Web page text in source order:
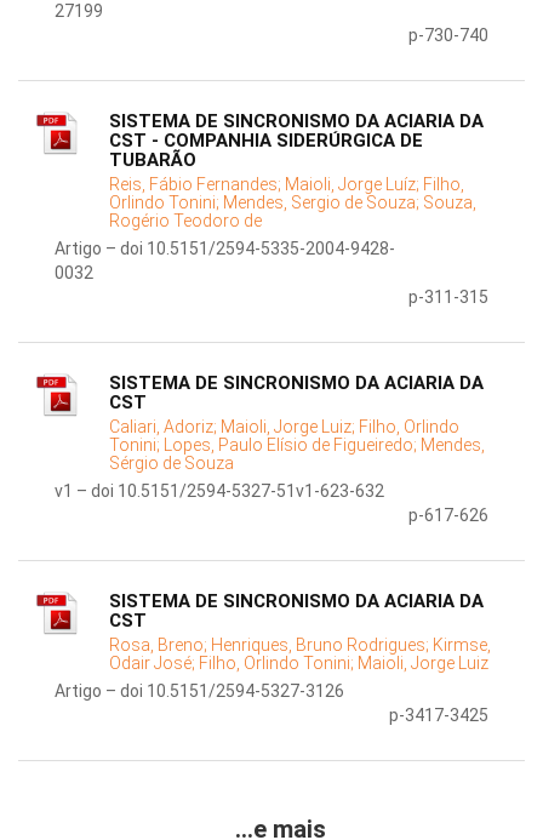
27199
p-730-740
SISTEMA DE SINCRONISMO DA ACIARIA DA
CST - COMPANHIA SIDERÚRGICA DE
TUBARÃO
Reis, Fábio Fernandes; Maioli, Jorge Luíz; Filho,
Orlindo Tonini; Mendes, Sergio de Souza; Souza,
Rogério Teodoro de
Artigo – doi 10.5151/2594-5335-2004-9428-
0032
p-311-315
SISTEMA DE SINCRONISMO DA ACIARIA DA
CST
Caliari, Adoriz; Maioli, Jorge Luiz; Filho, Orlindo
Tonini; Lopes, Paulo Elísio de Figueiredo; Mendes,
Sérgio de Souza
v1 – doi 10.5151/2594-5327-51v1-623-632
p-617-626
SISTEMA DE SINCRONISMO DA ACIARIA DA
CST
Rosa, Breno; Henriques, Bruno Rodrigues; Kirmse,
Odair José; Filho, Orlindo Tonini; Maioli, Jorge Luiz
Artigo – doi 10.5151/2594-5327-3126
p-3417-3425
...e mais